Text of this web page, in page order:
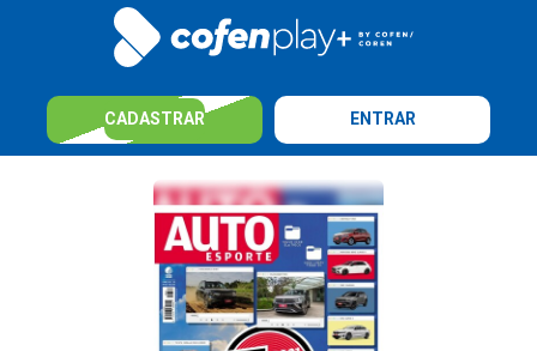
CADASTRAR ENTRAR